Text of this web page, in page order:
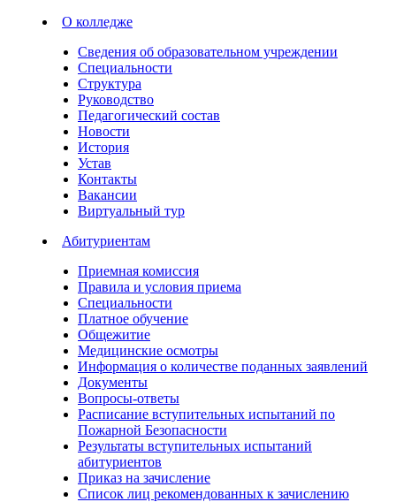
О колледже
Сведения об образовательном учреждении
Специальности
Структура
Руководство
Педагогический состав
Новости
История
Устав
Контакты
Вакансии
Виртуальный тур
Абитуриентам
Приемная комиссия
Правила и условия приема
Специальности
Платное обучение
Общежитие
Медицинские осмотры
Информация о количестве поданных заявлений
Документы
Вопросы-ответы
Расписание вступительных испытаний по
Пожарной Безопасности
Результаты вступительных испытаний
абитуриентов
Приказ на зачисление
Список лиц рекомендованных к зачислению